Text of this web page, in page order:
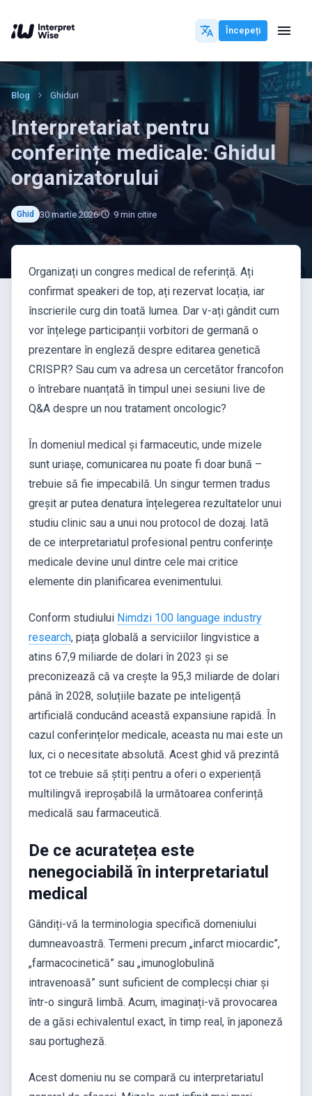
Începeți
Blog Ghiduri
Interpretariat pentru
conferințe medicale: Ghidul
organizatorului
Ghid 30 martie 2026 9 min citire
Organizați un congres medical de referință. Ați
confirmat speakeri de top, ați rezervat locația, iar
înscrierile curg din toată lumea. Dar v-ați gândit cum
vor înțelege participanții vorbitori de germană o
prezentare în engleză despre editarea genetică
CRISPR? Sau cum va adresa un cercetător francofon
o întrebare nuanțată în timpul unei sesiuni live de
Q&A despre un nou tratament oncologic?
În domeniul medical și farmaceutic, unde mizele
sunt uriașe, comunicarea nu poate fi doar bună –
trebuie să fie impecabilă. Un singur termen tradus
greșit ar putea denatura înțelegerea rezultatelor unui
studiu clinic sau a unui nou protocol de dozaj. Iată
de ce interpretariatul profesional pentru conferințe
medicale devine unul dintre cele mai critice
elemente din planificarea evenimentului.
Conform studiului Nimdzi 100 language industry
research, piața globală a serviciilor lingvistice a
atins 67,9 miliarde de dolari în 2023 și se
preconizează că va crește la 95,3 miliarde de dolari
până în 2028, soluțiile bazate pe inteligență
artificială conducând această expansiune rapidă. În
cazul conferințelor medicale, aceasta nu mai este un
lux, ci o necesitate absolută. Acest ghid vă prezintă
tot ce trebuie să știți pentru a oferi o experiență
multilingvă ireproșabilă la următoarea conferință
medicală sau farmaceutică.
De ce acuratețea este
nenegociabilă în interpretariatul
medical
Gândiți-vă la terminologia specifică domeniului
dumneavoastră. Termeni precum „infarct miocardic”,
„farmacocinetică” sau „imunoglobulină
intravenoasă” sunt suficient de complecși chiar și
într-o singură limbă. Acum, imaginați-vă provocarea
de a găsi echivalentul exact, în timp real, în japoneză
sau portugheză.
Acest domeniu nu se compară cu interpretariatul